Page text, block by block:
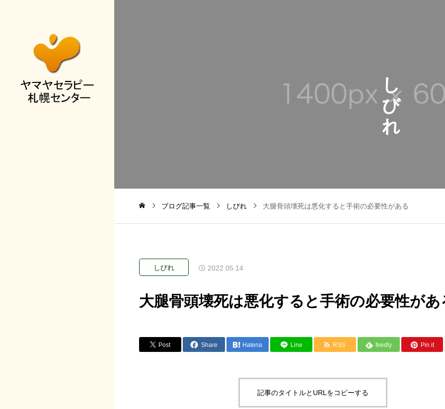
し
び
れ
ブログ記事一覧 しびれ 大腿骨頭壊死は悪化すると手術の必要性がある
しびれ 2022.05.14
大腿骨頭壊死は悪化すると手術の必要性があ
Post Share Hatena Line RSS feedly Pin it
記事のタイトルとURLをコピーする